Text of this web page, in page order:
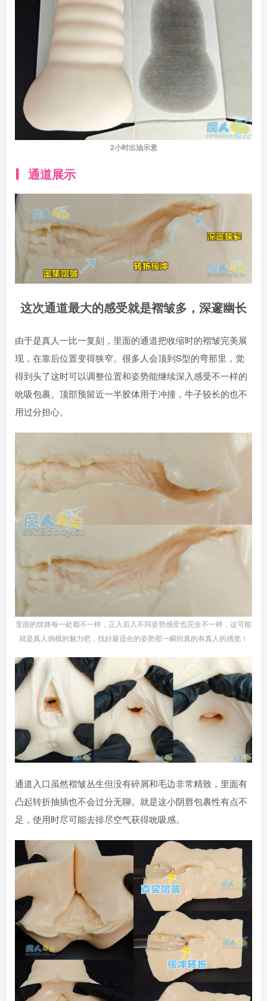
2小时出油示意
通道展示
这次通道最大的感受就是褶皱多，深邃幽长
由于是真人一比一复刻，里面的通道把收缩时的褶皱完美展
现，在靠后位置变得狭窄。很多人会顶到S型的弯那里，觉
得到头了这时可以调整位置和姿势能继续深入感受不一样的
吮吸包裹。顶部预留近一半胶体用于冲撞，牛子较长的也不
用过分担心。
里面的纹路每一处都不一样，正入后入不同姿势感受也完全不一样，这可能
就是真人倒模的魅力吧，找好最适合的姿势那一瞬间真的有真人的感觉！
通道入口虽然褶皱丛生但没有碎屑和毛边非常精致，里面有
凸起转折抽插也不会过分无聊。就是这小阴唇包裹性有点不
足，使用时尽可能去排尽空气获得吮吸感。